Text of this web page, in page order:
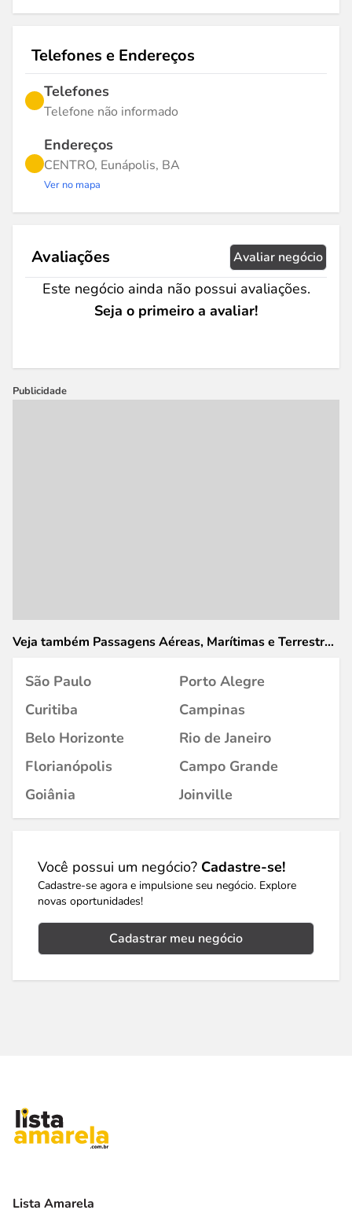
Telefones e Endereços
Telefones
Telefone não informado
Endereços
CENTRO, Eunápolis, BA
Ver no mapa
Avaliações Avaliar negócio
Este negócio ainda não possui avaliações.
Seja o primeiro a avaliar!
Publicidade
Veja também Passagens Aéreas, Marítimas e Terrestres
São Paulo
Porto Alegre
Curitiba
Campinas
Belo Horizonte
Rio de Janeiro
Florianópolis
Campo Grande
Goiânia
Joinville
Você possui um negócio? Cadastre-se!
Cadastre-se agora e impulsione seu negócio. Explore
novas oportunidades!
Cadastrar meu negócio
Lista Amarela